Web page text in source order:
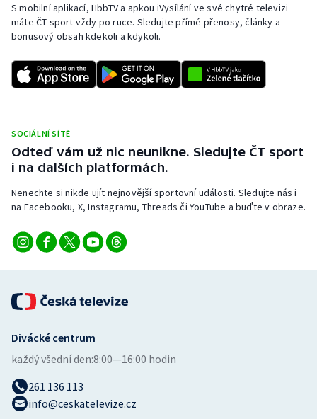
S mobilní aplikací, HbbTV a apkou iVysílání ve své chytré televizi
máte ČT sport vždy po ruce. Sledujte přímé přenosy, články a
bonusový obsah kdekoli a kdykoli.
SOCIÁLNÍ SÍTĚ
Odteď vám už nic neunikne. Sledujte ČT sport
i na dalších platformách.
Nenechte si nikde ujít nejnovější sportovní události. Sledujte nás i
na Facebooku, X, Instagramu, Threads či YouTube a buďte v obraze.
Divácké centrum
každý všední den:8:00—16:00 hodin
261 136 113
info@ceskatelevize.cz